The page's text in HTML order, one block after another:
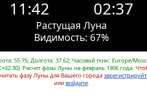
11:42 02:37
Растущая Луна
Видимость: 67%
55.75; Долгота: 37.62; Часовой пояс: Europe/
Расчет фазы Луны на февраль 1906 года.
фазу Луны для Вашего города
или войдите.